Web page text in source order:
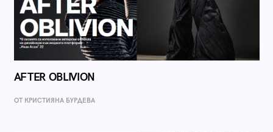
AFTER OBLIVION
ОТ КРИСТИЯНА БУРДЕВА